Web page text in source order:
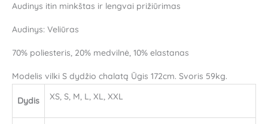
Audinys itin minkštas ir lengvai prižiūrimas
Audinys: Veliūras
70% poliesteris, 20% medvilnė, 10% elastanas
Modelis vilki S dydžio chalatą Ūgis 172cm. Svoris 59kg.
Dydis XS, S, M, L, XL, XXL